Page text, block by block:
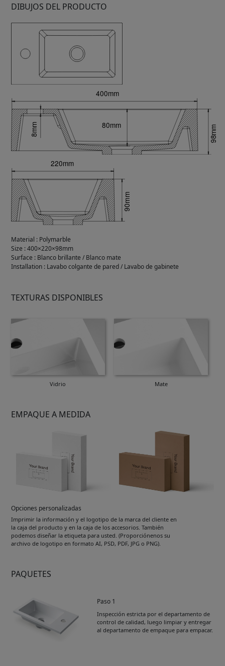
DIBUJOS DEL PRODUCTO
Material : Polymarble
Size :400×220×98mm
Surface : Blanco brillante / Blanco mate
Installation : Lavabo colgante de pared / Lavabo de gabinete
TEXTURAS DISPONIBLES
Vidrio Mate
EMPAQUE A MEDIDA
Opciones personalizadas
Imprimir la información y el logotipo de la marca del cliente en
la caja del producto y en la caja de los accesorios. También
podemos diseñar la etiqueta para usted. (Proporciónenos su
archivo de logotipo en formato AI, PSD, PDF, JPG o PNG).
PAQUETES
Paso 1
Inspección estricta por el departamento de
control de calidad, luego limpiar y entregar
al departamento de empaque para empacar.